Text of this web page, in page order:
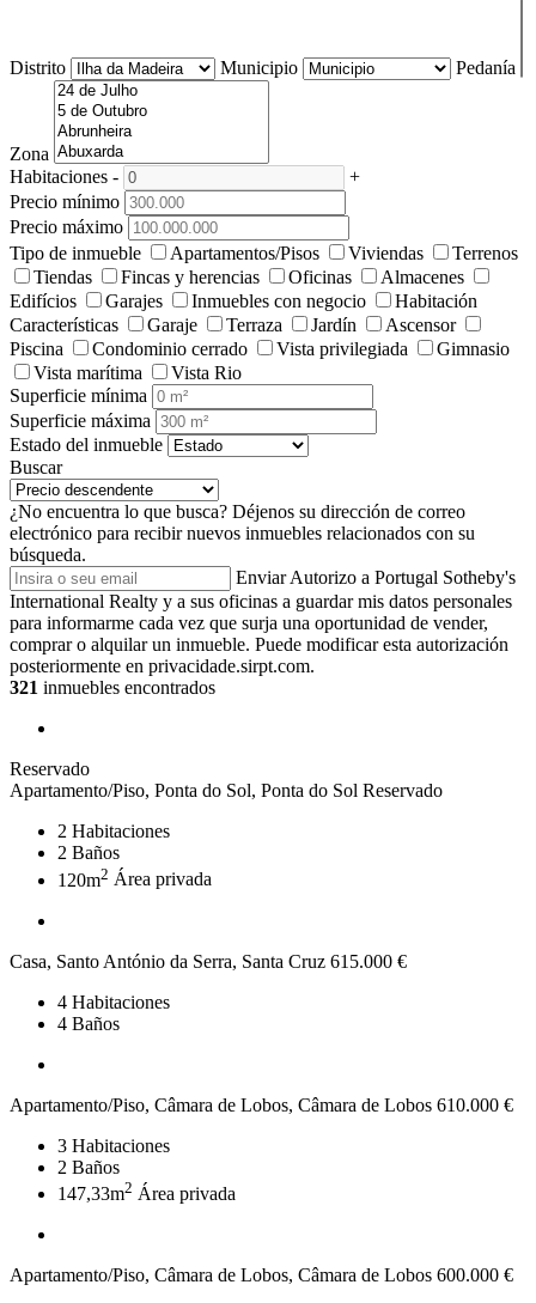
Distrito Municipio Pedanía
Zona
Habitaciones -
+
Precio mínimo
Precio máximo
Tipo de inmueble
Apartamentos/Pisos Viviendas
Terrenos
Tiendas
Fincas y herencias Oficinas
Almacenes
Edifícios
Garajes Inmuebles con negocio
Habitación
Características
Garaje Terraza Jardín
Ascensor
Piscina
Condominio cerrado Vista privilegiada
Gimnasio
Vista marítima
Vista Rio
Superficie mínima
Superficie máxima
Estado del inmueble
Buscar
¿No encuentra lo que busca? Déjenos su dirección de correo
electrónico para recibir nuevos inmuebles relacionados con su
búsqueda.
Enviar Autorizo a Portugal Sotheby's
International Realty y a sus oficinas a guardar mis datos personales
para informarme cada vez que surja una oportunidad de vender,
comprar o alquilar un inmueble. Puede modificar esta autorización
posteriormente en privacidade.sirpt.com.
321 inmuebles encontrados
Reservado
Apartamento/Piso, Ponta do Sol, Ponta do Sol Reservado
2 Habitaciones
2 Baños
120m2 Área privada
Casa, Santo António da Serra, Santa Cruz 615.000 €
4 Habitaciones
4 Baños
Apartamento/Piso, Câmara de Lobos, Câmara de Lobos 610.000 €
3 Habitaciones
2 Baños
147,33m2 Área privada
Apartamento/Piso, Câmara de Lobos, Câmara de Lobos 600.000 €